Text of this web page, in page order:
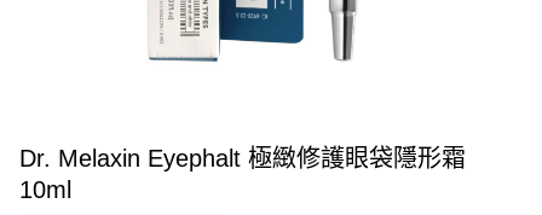
Dr. Melaxin Eyephalt 極緻修護眼袋隱形霜
10ml